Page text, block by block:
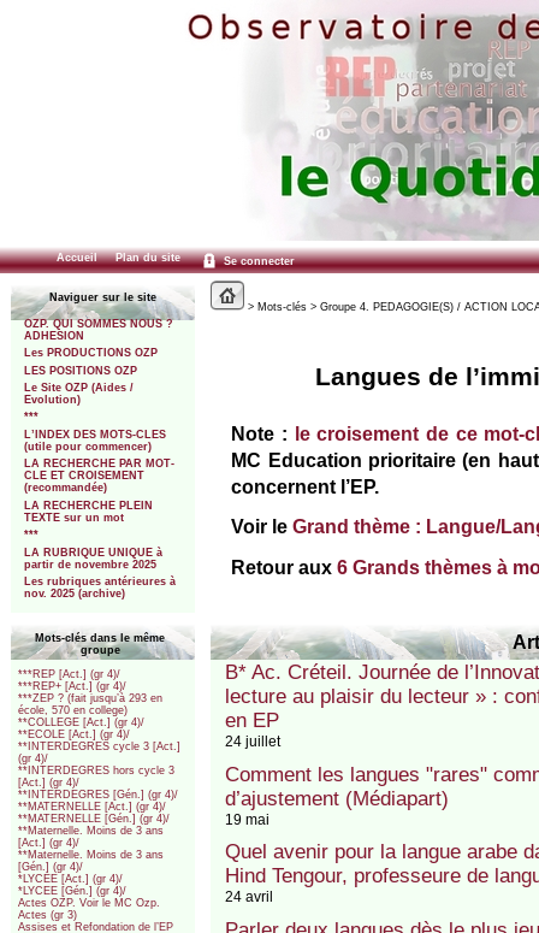
Accueil Plan du site Se connecter
Naviguer sur le site
OZP. QUI SOMMES NOUS ?
ADHESION
Les PRODUCTIONS OZP
LES POSITIONS OZP
Le Site OZP (Aides /
Evolution)
***
L’INDEX DES MOTS-CLES
(utile pour commencer)
LA RECHERCHE PAR MOT-
CLE ET CROISEMENT
(recommandée)
LA RECHERCHE PLEIN
TEXTE sur un mot
***
LA RUBRIQUE UNIQUE à
partir de novembre 2025
Les rubriques antérieures à
nov. 2025 (archive)
Mots-clés dans le même
groupe
***REP [Act.] (gr 4)/
***REP+ [Act.] (gr 4)/
***ZEP ? (fait jusqu’à 293 en
école, 570 en college)
**COLLEGE [Act.] (gr 4)/
**ECOLE [Act.] (gr 4)/
**INTERDEGRES cycle 3 [Act.]
(gr 4)/
**INTERDEGRES hors cycle 3
[Act.] (gr 4)/
**INTERDEGRES [Gén.] (gr 4)/
**MATERNELLE [Act.] (gr 4)/
**MATERNELLE [Gén.] (gr 4)/
**Maternelle. Moins de 3 ans
[Act.] (gr 4)/
**Maternelle. Moins de 3 ans
[Gén.] (gr 4)/
*LYCEE [Act.] (gr 4)/
*LYCEE [Gén.] (gr 4)/
Actes OZP. Voir le MC Ozp.
Actes (gr 3)
Assises et Refondation de l’EP
> Mots-clés > Groupe 4. PEDAGOGIE(S) / ACTION
Langues de
Note : le croisement de ce mot-
MC Education prioritaire (en
concernent l’EP.
Voir leGrand thème : Langue/
Retour aux6 Grands thèmes à
B* Ac. Créteil. Journée de
lecture au plaisir du lecteur » :
en EP
24 juillet
Comment les langues "rares"
d’ajustement (Médiapart)
19 mai
Quel avenir pour la langue arabe
Hind Tengour, professeure de
24 avril